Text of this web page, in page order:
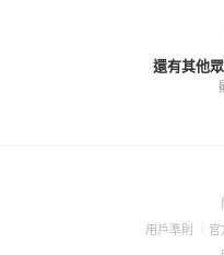
還有其他
用戶準則 官